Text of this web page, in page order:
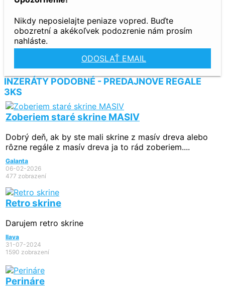
Nikdy neposielajte peniaze vopred. Buďte
obozretní a akékoľvek podozrenie nám prosím
nahláste.
ODOSLAŤ EMAIL
INZERÁTY PODOBNÉ - PREDAJNOVE REGALE
3KS
Zoberiem staré skrine MASIV
Dobrý deň, ak by ste mali skrine z masív dreva alebo
rôzne regále z masív dreva ja to rád zoberiem....
Galanta
06-02-2026
477 zobrazení
Retro skrine
Darujem retro skrine
Ilava
31-07-2024
1590 zobrazení
Perináre